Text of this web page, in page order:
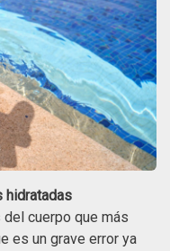
hidratadas
cuerpo que más
es un grave error ya